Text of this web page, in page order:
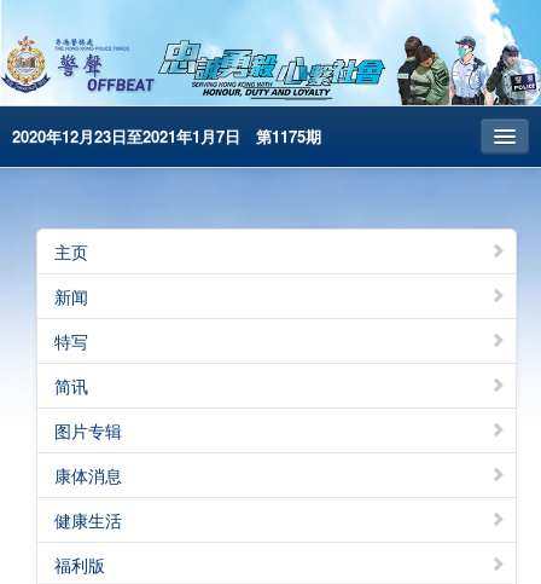
2020年12月23日至2021年1月7日 第1175期
昔日警声
警务处主页
繁體版
English
电子书版
警声特刊
主页
新闻
特写
简讯
图片专辑
康体消息
健康生活
福利版